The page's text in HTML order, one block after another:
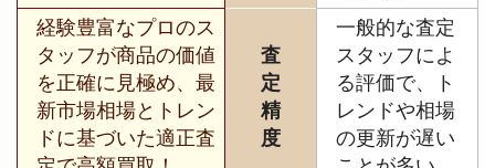
経験豊富なプロのス
タッフが商品の価値
を正確に見極め、最
新市場相場とトレン
ドに基づいた適正査
査
定
精
度
一般的な査定
スタッフによ
る評価で、ト
レンドや相場
の更新が遅い